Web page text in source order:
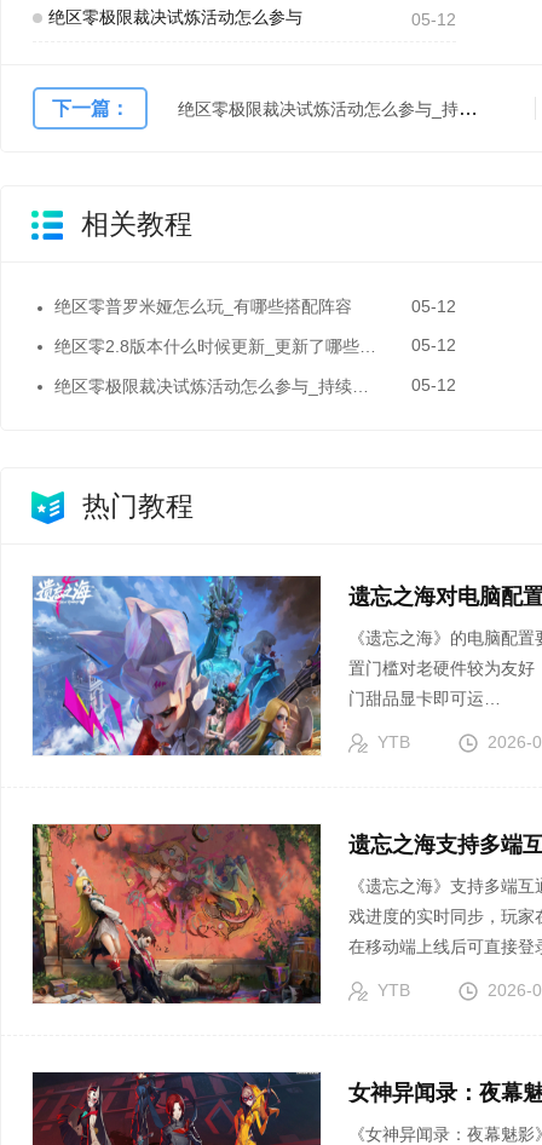
绝区零极限裁决试炼活动怎么参与 05-12
下一篇： 绝区零极限裁决试炼活动怎么参与_持续到什么时候
相关教程
绝区零普罗米娅怎么玩_有哪些搭配阵容 05-12
绝区零2.8版本什么时候更新_更新了哪些东西 05-12
绝区零极限裁决试炼活动怎么参与_持续到什么时候 05-12
热门教程
遗忘之海对电脑配
《遗忘之海》的电脑配
置门槛对老硬件较为友
门甜品显卡即可运…
YTB 2026-
遗忘之海支持多端
《遗忘之海》支持多端
戏进度的实时同步，玩
在移动端上线后可直接
YTB 2026-
女神异闻录：夜幕
《女神异闻录：夜幕魅